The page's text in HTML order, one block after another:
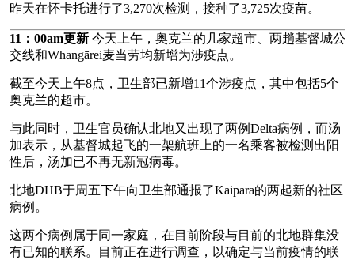
昨天在怀卡托进行了3,270次检测，接种了3,725次疫苗。
11：00am更新 今天上午，奥克兰的几家超市、两趟基督城公
交线和Whangārei麦当劳均新增为涉疫点。
截至今天上午8点，卫生部已新增11个涉疫点，其中包括5个
奥克兰的超市。
与此同时，卫生官员确认北地又出现了两例Delta病例，而汤
加表示，从基督城起飞的一架航班上的一名乘客被检测出阳
性后，汤加已不再无新冠病毒。
北地DHB于周五下午向卫生部通报了Kaipara的两起新的社区
病例。
这两个病例属于同一家庭，在目前阶段与目前的北地群集没
有已知的联系。目前正在进行调查，以确定与当前疫情的联